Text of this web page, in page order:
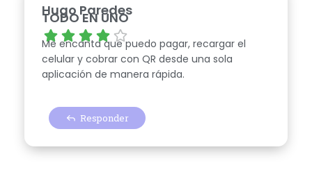
Hugo Paredes
TODO EN UNO
Me encanta que puedo pagar, recargar el
celular y cobrar con QR desde una sola
aplicación de manera rápida.
Responder